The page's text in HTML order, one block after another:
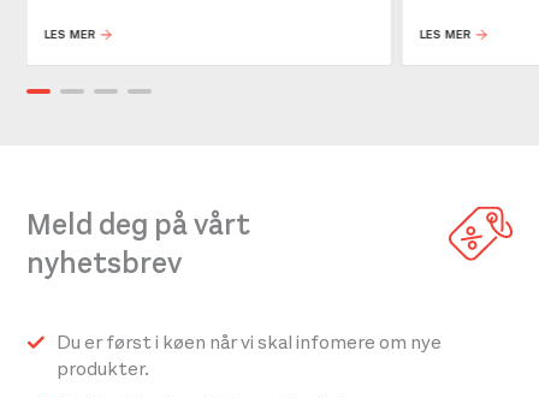
LES MER LES MER
Meld deg på vårt
nyhetsbrev
Du er først i køen når vi skal infomere om nye
produkter.